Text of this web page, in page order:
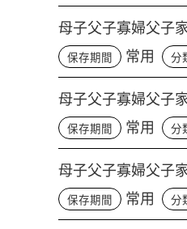
母子父子寡婦父子
保存期間 常用 分
母子父子寡婦父子
保存期間 常用 分
母子父子寡婦父子
保存期間 常用 分